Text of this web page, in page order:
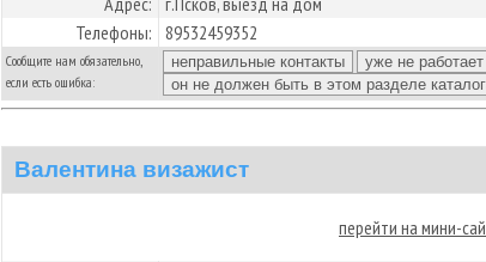
Телефоны: 89532459352
Сообщите нам обязательно,
если есть ошибка:
Валентина визажист
перейти на мини-